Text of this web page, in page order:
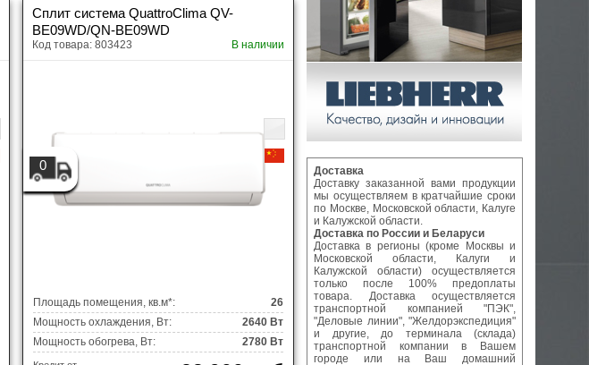
Доставка
Доставку заказанной вами продукции
мы осуществляем в кратчайшие сроки
по Москве, Московской области, Калуге
и Калужской области.
Доставка по России и Беларуси
Доставка в регионы (кроме Москвы и
Московской области, Калуги и
Калужской области) осуществляется
только после 100% предоплаты
товара. Доставка осуществляется
транспортной компанией "ПЭК",
"Деловые линии", "Желдорэкспедиция"
и другие, до терминала (склада)
транспортной компании в Вашем
городе или на Ваш домашний
Сплит система QuattroClima QV-
BE09WD/QN-BE09WD
Код товара: 803423 В наличии
0
Площадь помещения, кв.м*:
26
Мощность охлаждения, Вт:
2640 Вт
Мощность обогрева, Вт:
2780 Вт